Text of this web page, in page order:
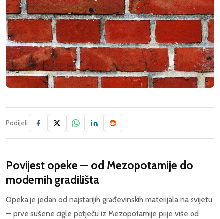
Podijeli:
Povijest opeke — od Mezopotamije do
modernih gradilišta
Opeka je jedan od najstarijih građevinskih materijala na svijetu
— prve sušene cigle potječu iz Mezopotamije prije više od